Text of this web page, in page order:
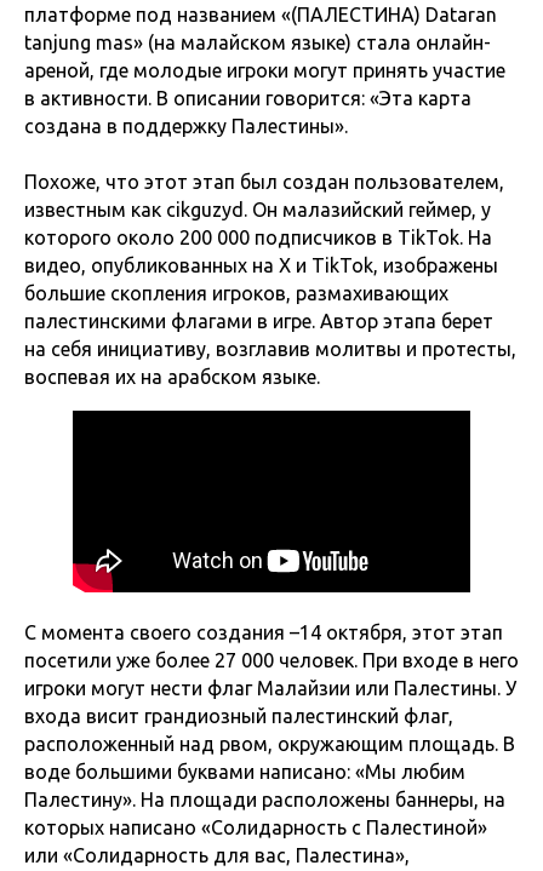
платформе под названием «(ПАЛЕСТИНА) Dataran
tanjung mas» (на малайском языке) стала онлайн-
ареной, где молодые игроки могут принять участие
в активности. В описании говорится: «Эта карта
создана в поддержку Палестины».
Похоже, что этот этап был создан пользователем,
известным как cikguzyd. Он малазийский геймер, у
которого около 200 000 подписчиков в TikTok. На
видео, опубликованных на X и TikTok, изображены
большие скопления игроков, размахивающих
палестинскими флагами в игре. Автор этапа берет
на себя инициативу, возглавив молитвы и протесты,
воспевая их на арабском языке.
С момента своего создания –14 октября, этот этап
посетили уже более 27 000 человек. При входе в него
игроки могут нести флаг Малайзии или Палестины. У
входа висит грандиозный палестинский флаг,
расположенный над рвом, окружающим площадь. В
воде большими буквами написано: «Мы любим
Палестину». На площади расположены баннеры, на
которых написано «Солидарность с Палестиной»
или «Солидарность для вас, Палестина»,